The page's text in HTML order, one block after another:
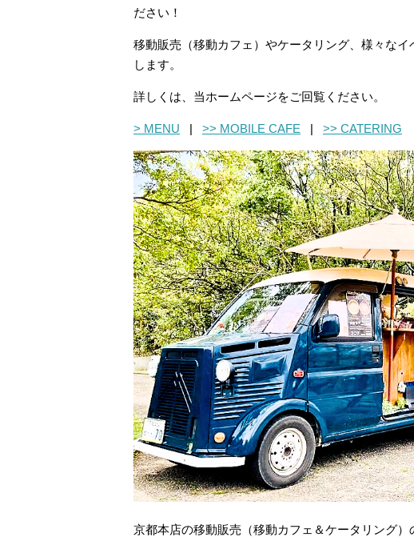
ださい！
移動販売（移動カフェ）やケータリング、様々な
します。
詳しくは、当ホームページをご回覧ください。
> MENU | >> MOBILE CAFE | >> CATERING
京都本店の移動販売（移動カフェ＆ケータリング